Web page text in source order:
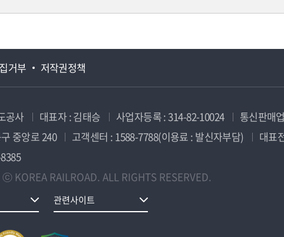
거부 저작권정책
공사 대표자 : 김태승 사업자등록 : 314-82-10024
통신판매
중앙로 240
고객센터 : 1588-7788(이용료 : 발신자부담)
대표
KOREA RAILROAD. ALL RIGHTS RESERVED.
관련사이트